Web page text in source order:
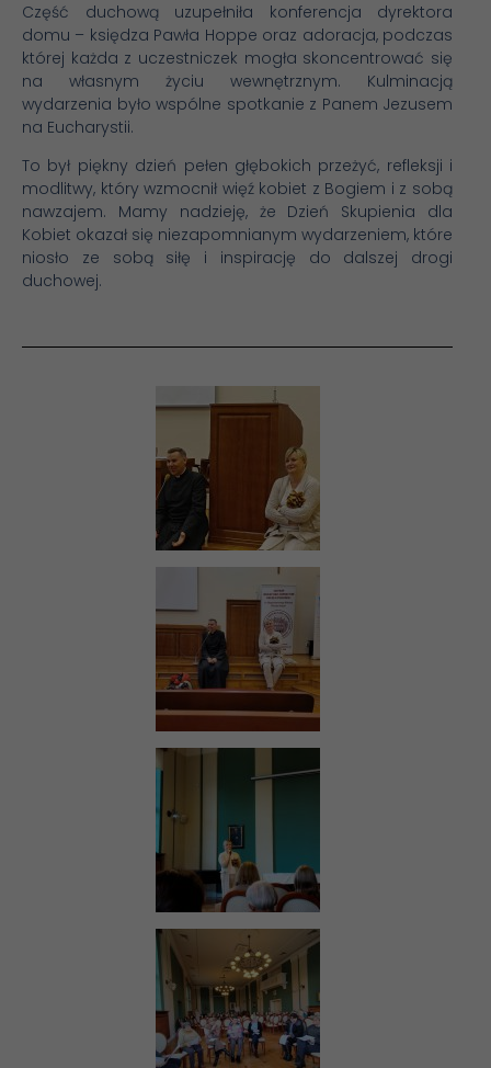
Część duchową uzupełniła konferencja dyrektora
domu – księdza Pawła Hoppe oraz adoracja, podczas
której każda z uczestniczek mogła skoncentrować się
na własnym życiu wewnętrznym. Kulminacją
wydarzenia było wspólne spotkanie z Panem Jezusem
na Eucharystii.
To był piękny dzień pełen głębokich przeżyć, refleksji i
modlitwy, który wzmocnił więź kobiet z Bogiem i z sobą
nawzajem. Mamy nadzieję, że Dzień Skupienia dla
Kobiet okazał się niezapomnianym wydarzeniem, które
niosło ze sobą siłę i inspirację do dalszej drogi
duchowej.